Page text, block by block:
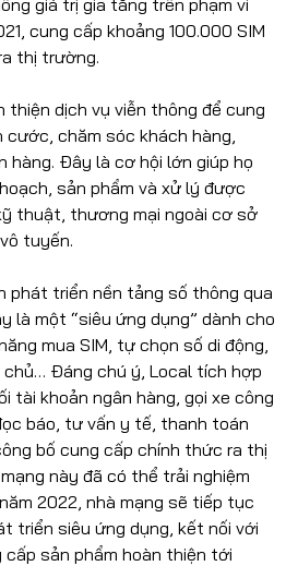
cung cấp khoảng 100.000 SIM
thị trường.
thiện dịch vụ viễn thông để cung
chăm sóc khách hàng,
hàng. Đây là cơ hội lớn giúp họ
sản phẩm và xử lý được
thuật, thương mại ngoài cơ sở
tuyến.
phát triển nền tảng số thông qua
là một “siêu ứng dụng” dành cho
mua SIM, tự chọn số di động,
Đáng chú ý, Local tích hợp
tài khoản ngân hàng, gọi xe công
báo, tư vấn y tế, thanh toán
bố cung cấp chính thức ra thị
này đã có thể trải nghiệm
2022, nhà mạng sẽ tiếp tục
triển siêu ứng dụng, kết nối với
sản phẩm hoàn thiện tới